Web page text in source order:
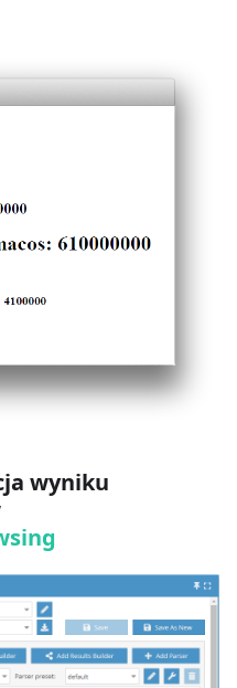
wyniku